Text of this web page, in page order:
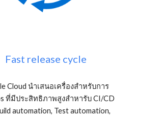
Fast release cycle
Cloud นำเสนอเครื่องสำหรับการ
ที่มีประสิทธิภาพสูงสำหารับ CI/CD
automation, Test automation,